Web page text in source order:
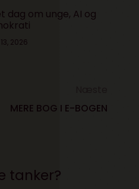
om unge, AI og
2026
MERE BOG I E-BOGEN
tanker?